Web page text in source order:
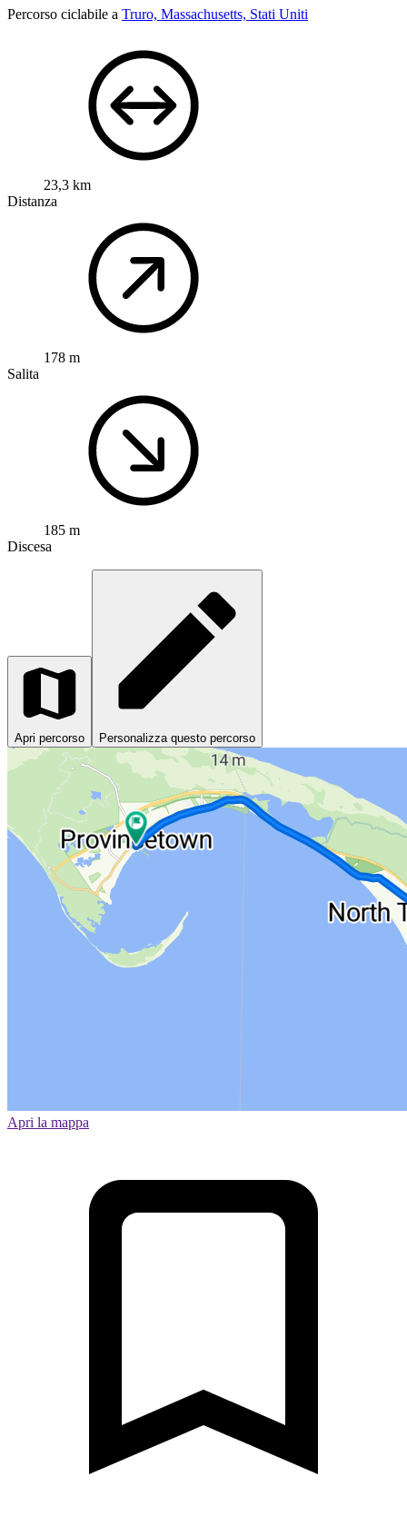
Percorso ciclabile a Truro, Massachusetts, Stati Uniti
23,3 km
Distanza
178 m
Salita
185 m
Discesa
Apri percorso Personalizza questo percorso
Apri la mappa